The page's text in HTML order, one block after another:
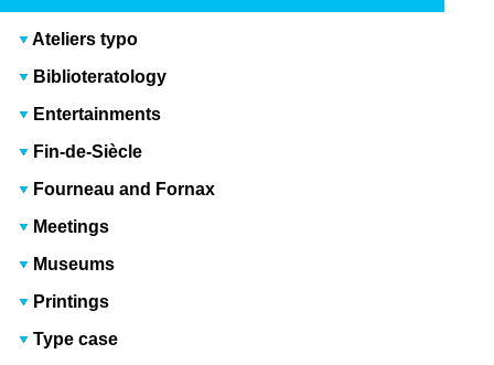
Ateliers typo
Biblioteratology
Entertainments
Fin-de-Siècle
Fourneau and Fornax
Meetings
Museums
Printings
Type case